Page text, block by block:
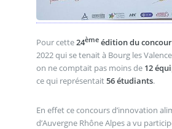
Pour cette24èmeédition du
2022 qui se tenait à Bourg les
on ne comptait pas moins de 12
ce qui représentait56 étudiants.
En effet ce concours d’innovation
d’Auvergne Rhône Alpes a vu